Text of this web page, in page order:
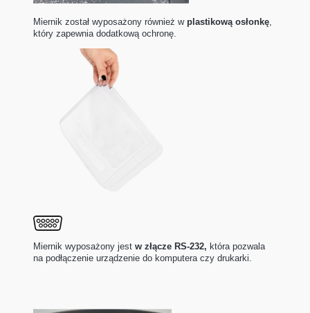
Miernik został wyposażony również w plastikową osłonkę,
który zapewnia dodatkową ochronę.
Miernik wyposażony jest w złącze RS-232, która pozwala
na podłączenie urządzenie do komputera czy drukarki.